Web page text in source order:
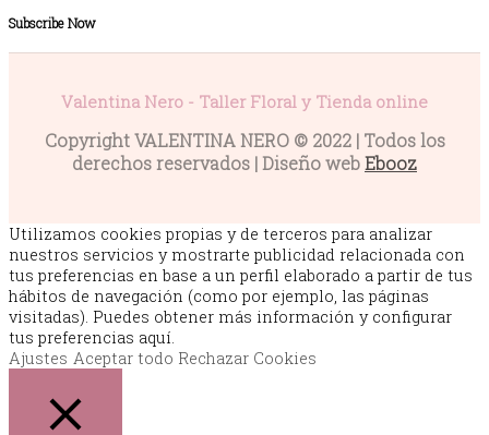
Subscribe Now
Valentina Nero - Taller Floral y Tienda online
Copyright VALENTINA NERO © 2022 | Todos los
derechos reservados | Diseño webEbooz
Utilizamos cookies propias y de terceros para analizar
nuestros servicios y mostrarte publicidad relacionada con
tus preferencias en base a un perfil elaborado a partir de tus
hábitos de navegación (como por ejemplo, las páginas
visitadas). Puedes obtener más información y configurar
tus preferencias aquí.
Ajustes Aceptar todo Rechazar Cookies